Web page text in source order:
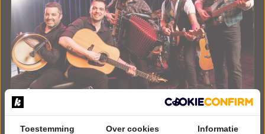
Toestemming Over cookies Informatie